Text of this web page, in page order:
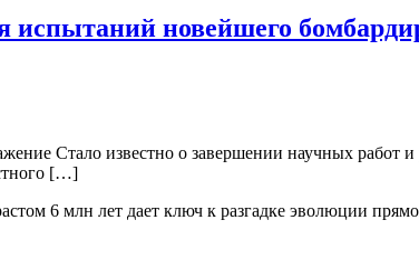
испытаний новейшего
Стало известно о завершении научных работ и
[…]